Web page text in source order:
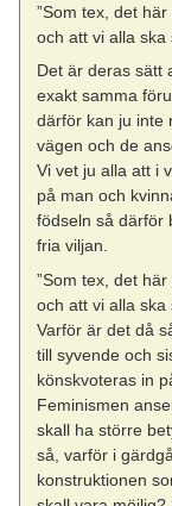
”Som tex, det
och att vi alla ska
Det är deras sätt
exakt samma
därför kan ju inte
vägen och de
Vi vet ju alla att i
på man och
födseln så därför
fria viljan.
”Som tex, det
och att vi alla ska
Varför är det då
till syvende och
könskvoteras in
Feminismen
skall ha större
så, varför i
konstruktionen